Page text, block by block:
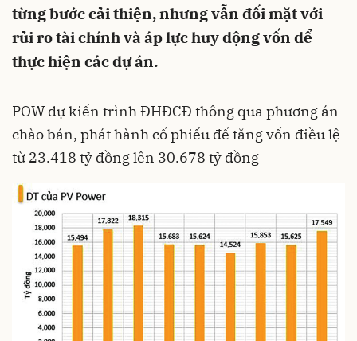
từng bước cải thiện, nhưng vẫn đối mặt với
rủi ro tài chính và áp lực huy động vốn để
thực hiện các dự án.
POW dự kiến trình ĐHĐCĐ thông qua phương án
chào bán, phát hành cổ phiếu để tăng vốn điều lệ
từ 23.418 tỷ đồng lên 30.678 tỷ đồng